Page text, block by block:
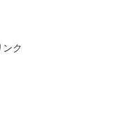
ンク